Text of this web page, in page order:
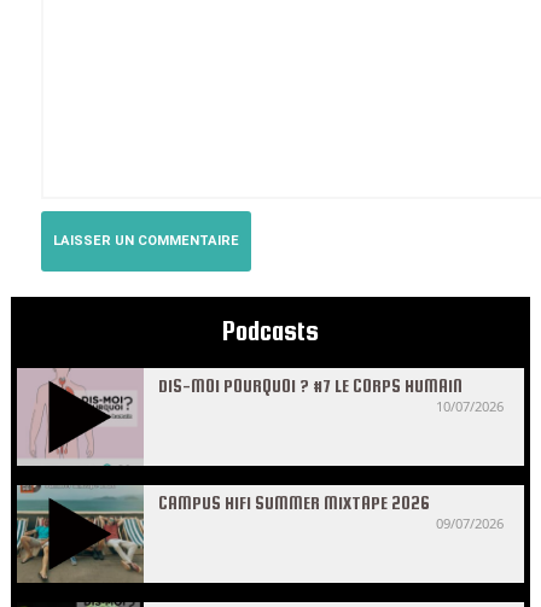
Podcasts
DIS-MOI POURQUOI ? #7 LE CORPS HUMAIN
10/07/2026
CAMPUS HIFI SUMMER MIXTAPE 2026
09/07/2026